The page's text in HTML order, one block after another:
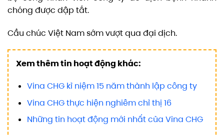
chóng được dập tắt.
Cầu chúc Việt Nam sớm vượt qua đại dịch.
Xem thêm tin hoạt động khác:
Vina CHG kỉ niệm 15 năm thành lập công ty
Vina CHG thực hiện nghiêm chỉ thị 16
Những tin hoạt động mới nhất của Vina CHG